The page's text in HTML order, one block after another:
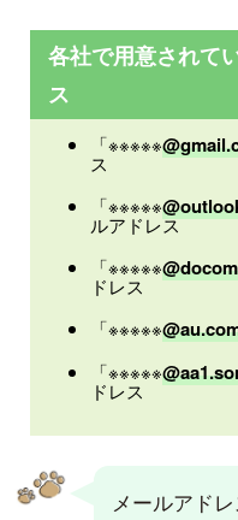
各社で用意されて
ス
「※※※※※
ス
「※※※※※
ルアドレス
「※※※※※
ドレス
「※※※※※
「※※※※※
ドレス
メールアド